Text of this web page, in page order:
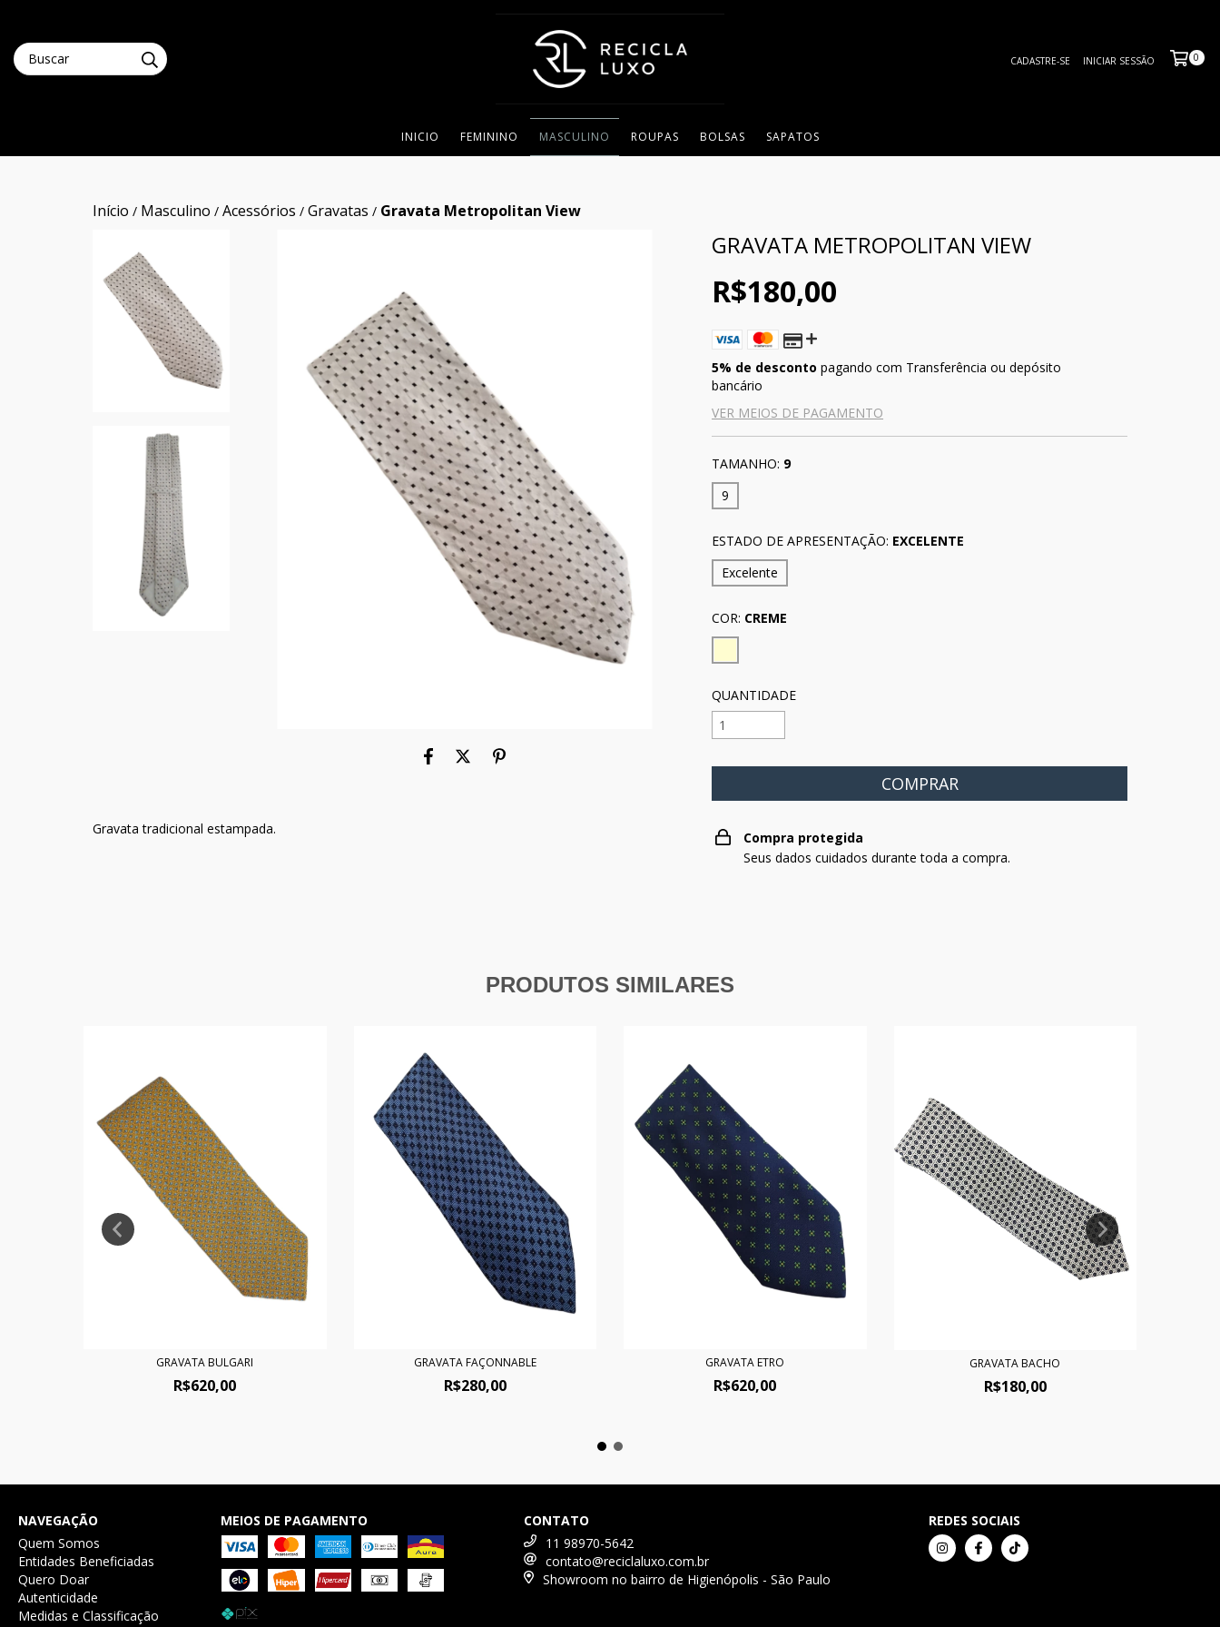
CADASTRE-SE INICIAR SESSÃO 0
INICIO FEMININO MASCULINO ROUPAS BOLSAS SAPATOS
Início / Masculino / Acessórios / Gravatas / Gravata Metropolitan View
Gravata tradicional estampada.
GRAVATA METROPOLITAN VIEW
R$180,00
5% de desconto pagando com Transferência ou depósito
bancário
VER MEIOS DE PAGAMENTO
TAMANHO: 9
9
ESTADO DE APRESENTAÇÃO: EXCELENTE
Excelente
COR: CREME
QUANTIDADE
Compra protegida
Seus dados cuidados durante toda a compra.
PRODUTOS SIMILARES
GRAVATA BULGARI
R$620,00
GRAVATA FAÇONNABLE
R$280,00
GRAVATA ETRO
R$620,00
GRAVATA BACHO
R$180,00
NAVEGAÇÃO
Quem Somos
Entidades Beneficiadas
Quero Doar
Autenticidade
Medidas e Classificação
MEIOS DE PAGAMENTO
CONTATO
11 98970-5642
contato@reciclaluxo.com.br
Showroom no bairro de Higienópolis - São Paulo
REDES SOCIAIS